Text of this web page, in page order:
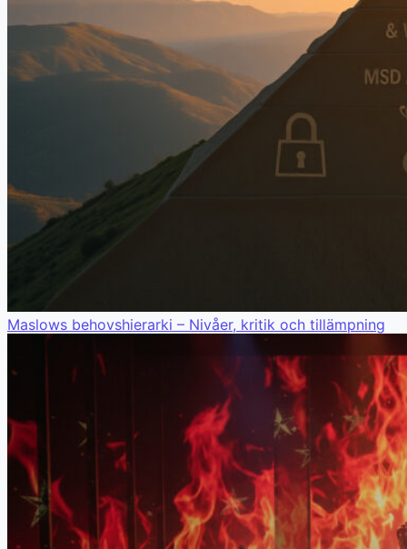
Maslows behovshierarki – Nivåer, kritik och tillämpning